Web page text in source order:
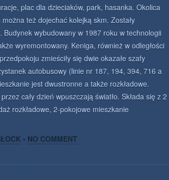
plac dla dzieciaków, park, hasanka. Okolica
też dojechać kolejką skm. Zostały
wybudowany w 1987 roku w technologii
wyremontowany. Keniga, również w odległości
zmieściły się dwie okazałe szafy
autobusowy (linie nr 187, 194, 394, 716 a
jest dwustronne a także rozkładowe.
cały dzień wpuszczają światło. Składa się z 2
rozkładowe, 2-pokojowe mieszkanie
• NO COMMENT